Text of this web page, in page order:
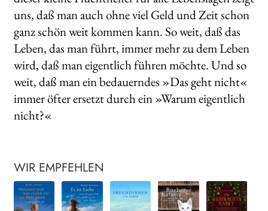
uns, daß man auch ohne viel Geld und Zeit schon
ganz schön weit kommen kann. So weit, daß das
Leben, das man führt, immer mehr zu dem Leben
wird, daß man eigentlich führen möchte. Und so
weit, daß man ein bedauerndes »Das geht nicht«
immer öfter ersetzt durch ein »Warum eigentlich
nicht?«
WIR EMPFEHLEN